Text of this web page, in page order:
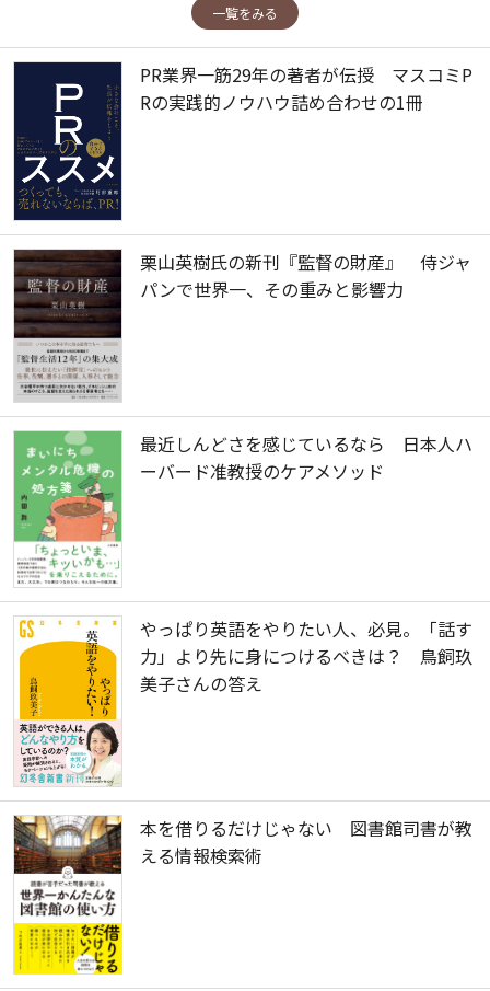
一覧をみる
PR業界一筋29年の著者が伝授 マスコミP
Rの実践的ノウハウ詰め合わせの1冊
栗山英樹氏の新刊『監督の財産』 侍ジャ
パンで世界一、その重みと影響力
最近しんどさを感じているなら 日本人ハ
ーバード准教授のケアメソッド
やっぱり英語をやりたい人、必見。「話す
力」より先に身につけるべきは？ 鳥飼玖
美子さんの答え
本を借りるだけじゃない 図書館司書が教
える情報検索術